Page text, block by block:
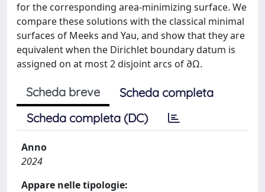
for the corresponding area-minimizing surface. We
compare these solutions with the classical minimal
surfaces of Meeks and Yau, and show that they are
equivalent when the Dirichlet boundary datum is
assigned on at most 2 disjoint arcs of ∂Ω.
Scheda breve
Scheda completa
Scheda completa (DC)
Anno
2024
Appare nelle tipologie: